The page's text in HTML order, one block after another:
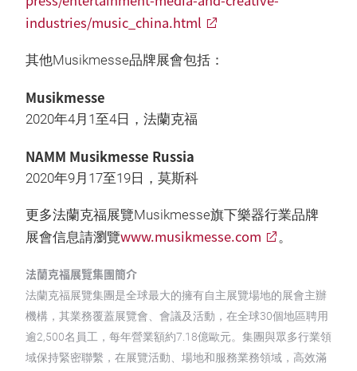
industries/music_china.html
其他Musikmesse品牌展會包括：
Musikmesse
2020年4月1至4日，法蘭克福
NAMM Musikmesse Russia
2020年9月17至19日，莫斯科
更多法蘭克福展覽Musikmesse旗下樂器行業品牌
展會信息請瀏覽www.musikmesse.com 。
法蘭克福展覽集團簡介
法蘭克福展覽集團是全球最大的擁有自主展覽場地的展會主辦
機構，其業務覆蓋展覽會、會議及活動，在全球30個地區聘用
逾2,500名員工，每年營業額約7.18億歐元。集團與眾多行業領
域保持緊密聯繫，在展覽活動、場地和服務業務領域，高效滿